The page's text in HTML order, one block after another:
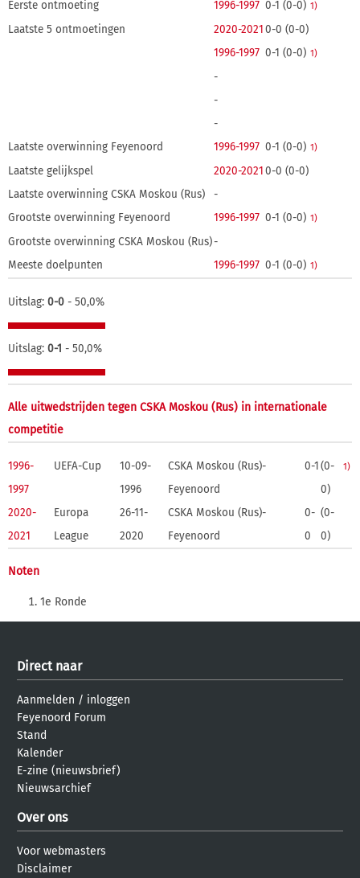
Eerste ontmoeting
1996-1997 0-1 (0-0) 1)
Laatste 5 ontmoetingen 2020-20210-0 (0-0)
1996-1997 0-1 (0-0) 1)
-
-
-
Laatste overwinning Feyenoord
1996-1997 0-1 (0-0) 1)
Laatste gelijkspel 2020-20210-0 (0-0)
Laatste overwinning CSKA Moskou (Rus)
-
Grootste overwinning Feyenoord
1996-1997 0-1 (0-0) 1)
Grootste overwinning CSKA Moskou (Rus)-
Meeste doelpunten
1996-1997 0-1 (0-0) 1)
Uitslag: 0-0 - 50,0%
Uitslag: 0-1 - 50,0%
Alle uitwedstrijden tegen CSKA Moskou (Rus) in internationale
competitie
1996-
1997
UEFA-Cup
10-09-
1996
CSKA Moskou (Rus)-
Feyenoord
0-1(0-
0)
1)
2020-
2021
Europa
League
26-11-
2020
CSKA Moskou (Rus)-
Feyenoord
0-
0
(0-
0)
Noten
1e Ronde
Direct naar
Aanmelden / inloggen
Feyenoord Forum
Stand
Kalender
E-zine (nieuwsbrief)
Nieuwsarchief
Over ons
Voor webmasters
Disclaimer